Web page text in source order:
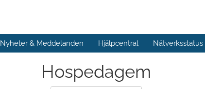
Nyheter & Meddelanden Hjälpcentral Nätverksstatus
Hospedagem